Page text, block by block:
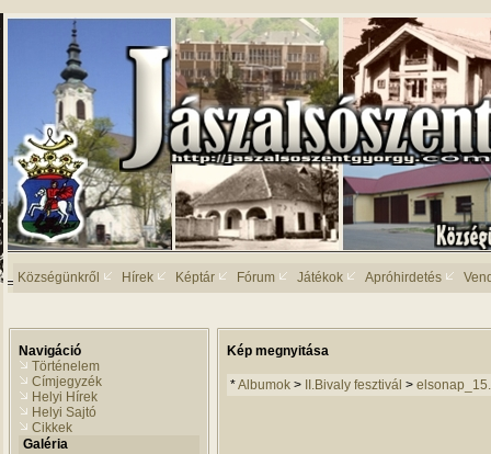
Községünkről Hírek Képtár Fórum Játékok Apróhirdetés
Navigáció
Történelem
Címjegyzék
Helyi Hírek
Helyi Sajtó
Cikkek
Galéria
Kép megnyitása
*Albumok > II.Bivaly fesztivál >